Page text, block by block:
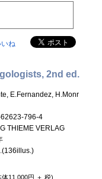
いね
2nd ed.
E.Fernandez, H.Monr
62623-796-4
THIEME VERLAG
体11,000円 ＋ 税)